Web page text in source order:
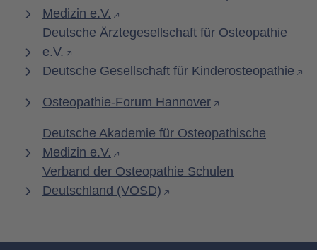
Medizin e.V.
Deutsche Ärztegesellschaft für Osteopathie
e.V.
Deutsche Gesellschaft für Kinderosteopathie
Osteopathie-Forum Hannover
Deutsche Akademie für Osteopathische
Medizin e.V.
Verband der Osteopathie Schulen
Deutschland (VOSD)